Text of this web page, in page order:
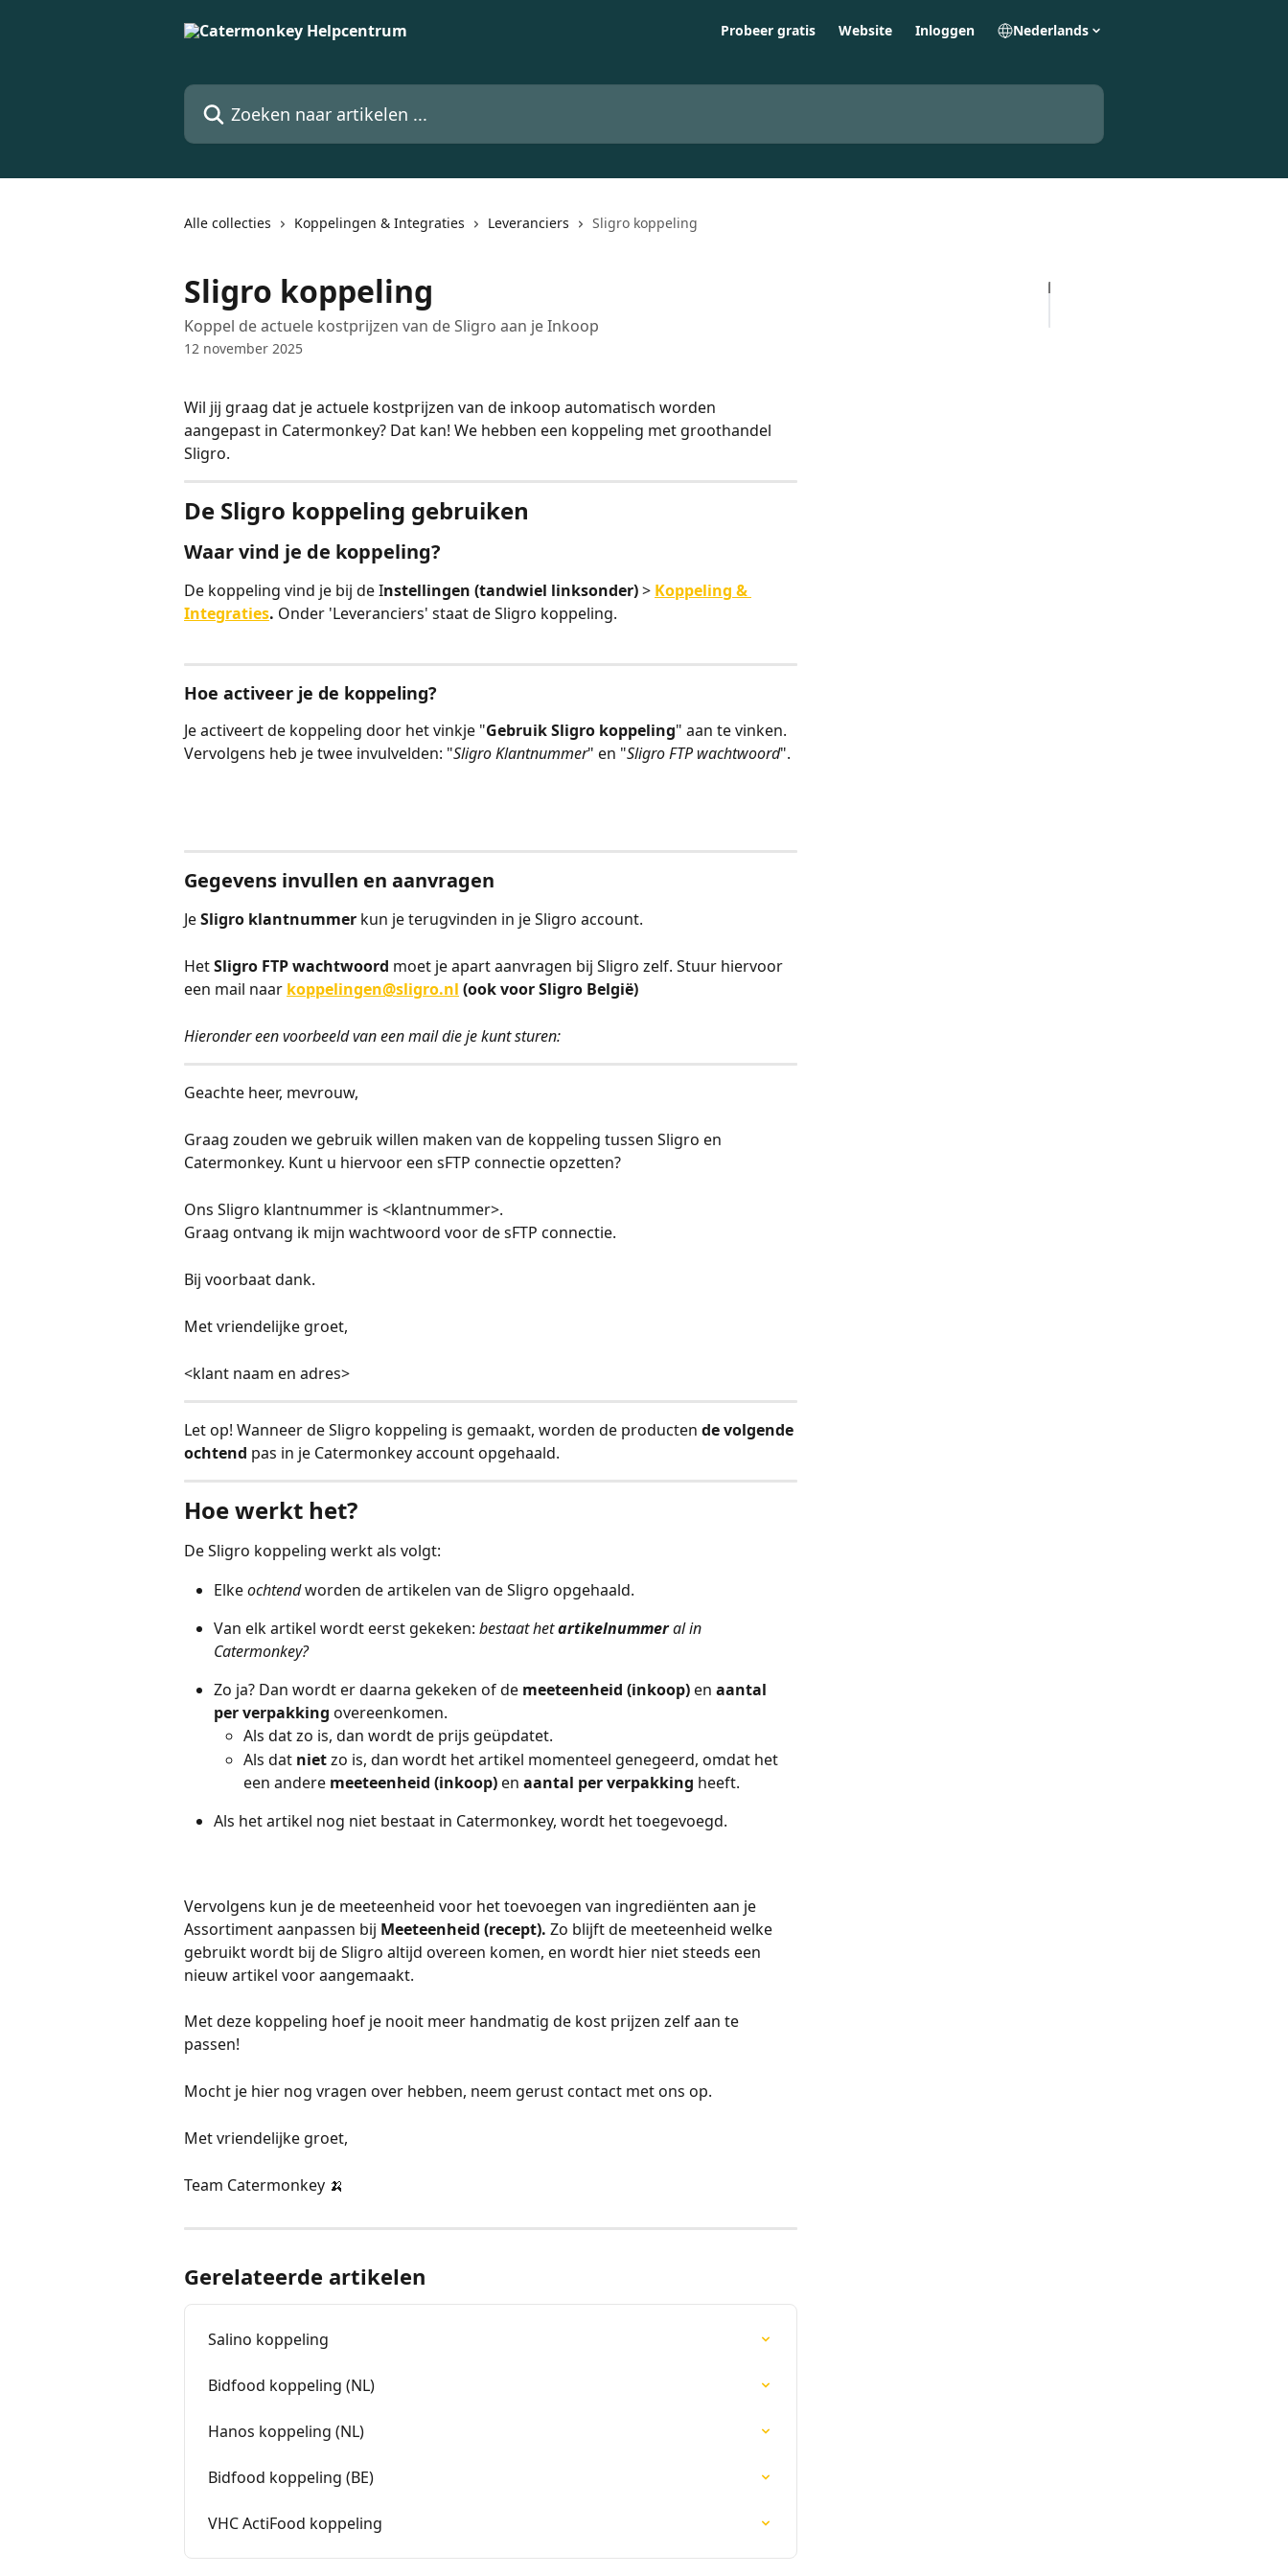
Probeer gratis Website Inloggen Nederlands
Zoeken naar artikelen ...
Alle collecties Koppelingen & Integraties Leveranciers Sligro koppeling
Sligro koppeling
Koppel de actuele kostprijzen van de Sligro aan je Inkoop
12 november 2025
Wil jij graag dat je actuele kostprijzen van de inkoop automatisch worden
aangepast in Catermonkey? Dat kan! We hebben een koppeling met groothandel
Sligro.
De Sligro koppeling gebruiken
Waar vind je de koppeling?
De koppeling vind je bij de Instellingen (tandwiel linksonder) > Koppeling &
Integraties. Onder 'Leveranciers' staat de Sligro koppeling.
Hoe activeer je de koppeling?
Je activeert de koppeling door het vinkje "Gebruik Sligro koppeling" aan te vinken.
Vervolgens heb je twee invulvelden: "Sligro Klantnummer" en "Sligro FTP wachtwoord".
Gegevens invullen en aanvragen
Je Sligro klantnummer kun je terugvinden in je Sligro account.
Het Sligro FTP wachtwoord moet je apart aanvragen bij Sligro zelf. Stuur hiervoor
een mail naar koppelingen@sligro.nl (ook voor Sligro België)
Hieronder een voorbeeld van een mail die je kunt sturen:
Geachte heer, mevrouw,
Graag zouden we gebruik willen maken van de koppeling tussen Sligro en
Catermonkey. Kunt u hiervoor een sFTP connectie opzetten?
Ons Sligro klantnummer is <klantnummer>.
Graag ontvang ik mijn wachtwoord voor de sFTP connectie.
Bij voorbaat dank.
Met vriendelijke groet,
<klant naam en adres>
Let op! Wanneer de Sligro koppeling is gemaakt, worden de producten de volgende
ochtend pas in je Catermonkey account opgehaald.
Hoe werkt het?
De Sligro koppeling werkt als volgt:
Elke ochtend worden de artikelen van de Sligro opgehaald.
Van elk artikel wordt eerst gekeken: bestaat het artikelnummer al in
Catermonkey?
Zo ja? Dan wordt er daarna gekeken of de meeteenheid (inkoop) en aantal
per verpakking overeenkomen.
Als dat zo is, dan wordt de prijs geüpdatet.
Als dat niet zo is, dan wordt het artikel momenteel genegeerd, omdat het
een andere meeteenheid (inkoop) en aantal per verpakking heeft.
Als het artikel nog niet bestaat in Catermonkey, wordt het toegevoegd.
Vervolgens kun je de meeteenheid voor het toevoegen van ingrediënten aan je
Assortiment aanpassen bij Meeteenheid (recept). Zo blijft de meeteenheid welke
gebruikt wordt bij de Sligro altijd overeen komen, en wordt hier niet steeds een
nieuw artikel voor aangemaakt.
Met deze koppeling hoef je nooit meer handmatig de kost prijzen zelf aan te
passen!
Mocht je hier nog vragen over hebben, neem gerust contact met ons op.
Met vriendelijke groet,
Team Catermonkey 🍌
Gerelateerde artikelen
Salino koppeling
Bidfood koppeling (NL)
Hanos koppeling (NL)
Bidfood koppeling (BE)
VHC ActiFood koppeling